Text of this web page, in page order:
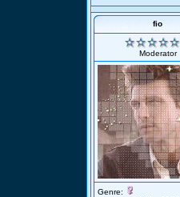
fio
Moderator
Genre: